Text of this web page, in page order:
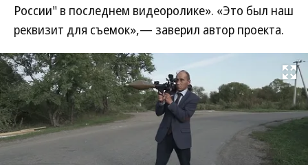
России" в последнем видеоролике». «Это был наш
реквизит для съемок»,— заверил автор проекта.
Развернуть